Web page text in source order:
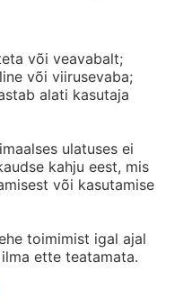
või veavabalt;
või viirusevaba;
alati kasutaja
ulatuses ei
kahju eest, mis
või kasutamise
toimimist igal ajal
ette teatamata.